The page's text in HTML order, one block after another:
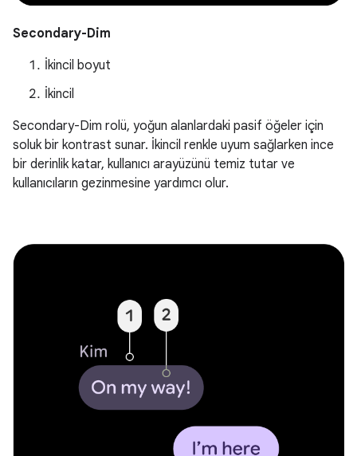
Secondary-Dim
İkincil boyut
İkincil
Secondary-Dim rolü, yoğun alanlardaki pasif öğeler için
soluk bir kontrast sunar. İkincil renkle uyum sağlarken ince
bir derinlik katar, kullanıcı arayüzünü temiz tutar ve
kullanıcıların gezinmesine yardımcı olur.